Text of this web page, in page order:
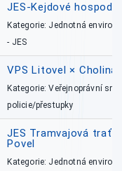
JES-Kejdové
Kategorie: Jednotná
- JES
VPS Litovel ×
Kategorie: Veřejnoprávní
policie/přestupky
JES Tramvajová trať
Povel
Kategorie: Jednotná